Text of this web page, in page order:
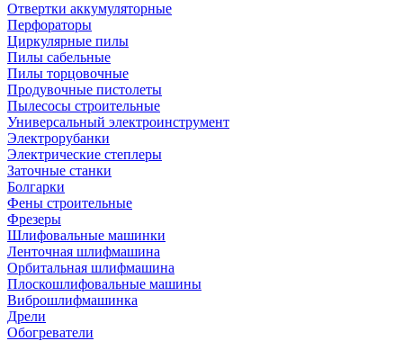
Отвертки аккумуляторные
Перфораторы
Циркулярные пилы
Пилы сабельные
Пилы торцовочные
Продувочные пистолеты
Пылесосы строительные
Универсальный электроинструмент
Электрорубанки
Электрические степлеры
Заточные станки
Болгарки
Фены строительные
Фрезеры
Шлифовальные машинки
Ленточная шлифмашина
Орбитальная шлифмашина
Плоскошлифовальные машины
Виброшлифмашинка
Дрели
Обогреватели